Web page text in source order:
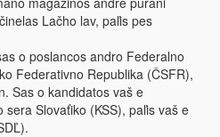
Lačho lav, paľis pes
o poslancos andro Federalno
Federativno Republika (ČSFR),
Sas o kandidatos vaš e
Slovaťiko (KSS), paľis vaš e